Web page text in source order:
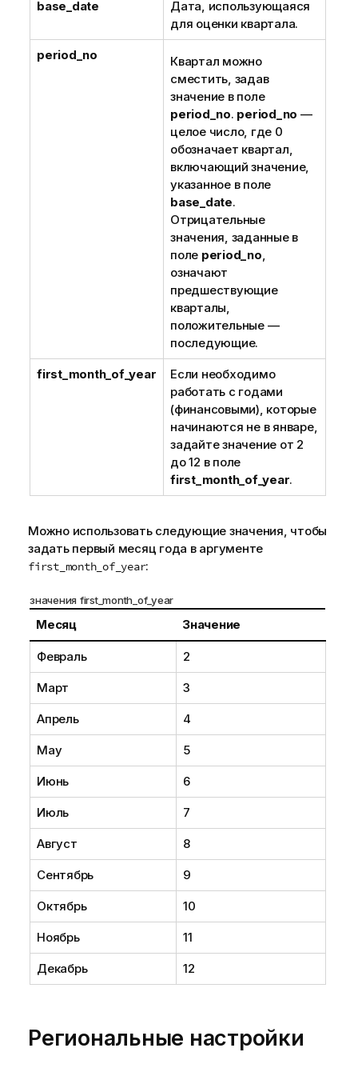
base_date
Дата, использующаяся
для оценки квартала.
period_no
Квартал можно
сместить, задав
значение в поле
period_no. period_no —
целое число, где 0
обозначает квартал,
включающий значение,
указанное в поле
base_date.
Отрицательные
значения, заданные в
поле period_no
означают
предшествующие
кварталы,
положительные —
последующие.
first_month_of_year
Если необходимо
работать с годами
(финансовыми), которые
начинаются не в январе,
задайте значение от 2
до 12 в поле
first_month_of_year.
Можно использовать следующие значения, чтобы
задать первый месяц года в аргументе
first_month_of_year:
значения first_month_of_year
Месяц Значение
Февраль 2
Март 3
Апрель 4
May 5
Июнь 6
Июль 7
Август 8
Сентябрь 9
Октябрь 10
Ноябрь 11
Декабрь 12
Региональные настройки